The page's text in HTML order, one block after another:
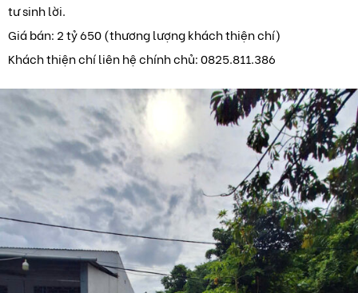
tư sinh lời.
Giá bán: 2 tỷ 650 (thương lượng khách thiện chí)
Khách thiện chí liên hệ chính chủ: 0825.811.386